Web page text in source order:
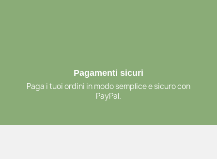
Pagamenti sicuri
Paga i tuoi ordini in modo semplice e sicuro con
PayPal.